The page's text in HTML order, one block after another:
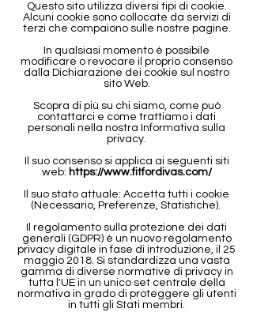
Questo sito utilizza diversi tipi di cookie.
Alcuni cookie sono collocate da servizi di
terzi che compaiono sulle nostre pagine.
In qualsiasi momento è possibile
modificare o revocare il proprio consenso
dalla Dichiarazione dei cookie sul nostro
sito Web.
Scopra di più su chi siamo, come può
contattarci e come trattiamo i dati
personali nella nostra Informativa sulla
privacy.
Il suo consenso si applica ai seguenti siti
web: https://www.fitfordivas.com/
Il suo stato attuale: Accetta tutti i cookie
(Necessario, Preferenze, Statistiche).
Il regolamento sulla protezione dei dati
generali (GDPR) è un nuovo regolamento
privacy digitale in fase di introduzione, il 25
maggio 2018. Si standardizza una vasta
gamma di diverse normative di privacy in
tutta l'UE in un unico set centrale della
normativa in grado di proteggere gli utenti
in tutti gli Stati membri.